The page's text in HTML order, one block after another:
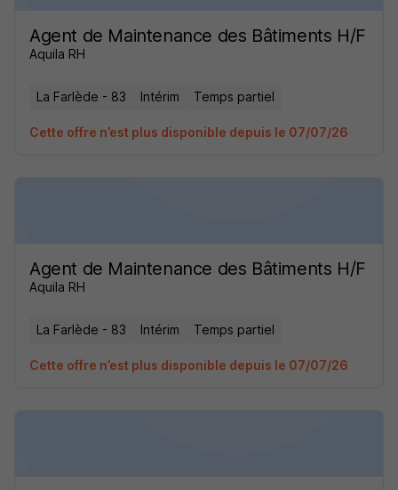
Agent de Maintenance des Bâtiments H/F
Aquila RH
La Farlède - 83 Intérim Temps partiel
Cette offre n’est plus disponible depuis le 07/07/26
Agent de Maintenance des Bâtiments H/F
Aquila RH
La Farlède - 83 Intérim Temps partiel
Cette offre n’est plus disponible depuis le 07/07/26